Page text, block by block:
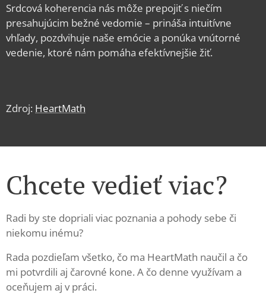
Srdcová koherencia nás môže prepojiť s niečím
presahujúcim bežné vedomie – prináša intuitívne
vhľady, pozdvihuje naše emócie a ponúka vnútorné
vedenie, ktoré nám pomáha efektívnejšie žiť.
Zdroj: HeartMath
Chcete vedieť viac?
Radi by ste dopriali viac poznania a pohody sebe či
niekomu inému?
Rada pozdieľam všetko, čo ma HeartMath naučil a čo
mi potvrdili aj čarovné kone. A čo denne využívam a
oceňujem aj v práci.